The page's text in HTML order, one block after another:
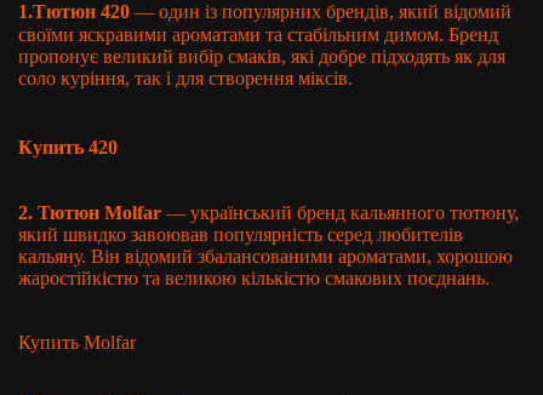
1.Тютюн 420 — один із популярних брендів, який відомий
своїми яскравими ароматами та стабільним димом. Бренд
пропонує великий вибір смаків, які добре підходять як для
соло куріння, так і для створення міксів.
Купить 420
2. Тютюн Molfar — український бренд кальянного тютюну,
який швидко завоював популярність серед любителів
кальяну. Він відомий збалансованими ароматами, хорошою
жаростійкістю та великою кількістю смакових поєднань.
Купить Molfar